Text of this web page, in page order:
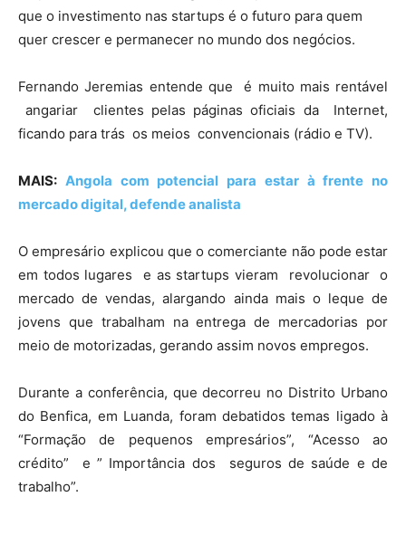
que o investimento nas startups é o futuro para quem
quer crescer e permanecer no mundo dos negócios.
Fernando Jeremias entende que é muito mais rentável
angariar clientes pelas páginas oficiais da Internet,
ficando para trás os meios convencionais (rádio e TV).
MAIS: Angola com potencial para estar à frente no
mercado digital, defende analista
O empresário explicou que o comerciante não pode estar
em todos lugares e as startups vieram revolucionar o
mercado de vendas, alargando ainda mais o leque de
jovens que trabalham na entrega de mercadorias por
meio de motorizadas, gerando assim novos empregos.
Durante a conferência, que decorreu no Distrito Urbano
do Benfica, em Luanda, foram debatidos temas ligado à
“Formação de pequenos empresários”, “Acesso ao
crédito” e ” Importância dos seguros de saúde e de
trabalho”.